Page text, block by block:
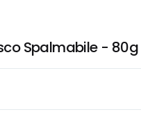
Spalmabile - 80g